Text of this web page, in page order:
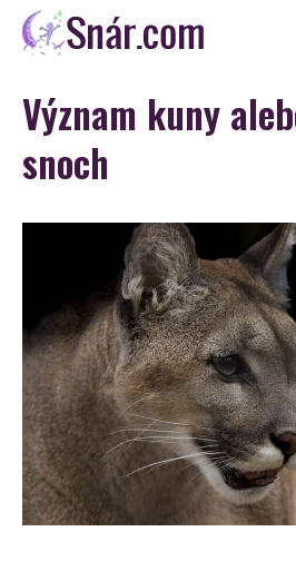
Skip
Snár
Význam kuny
snoch